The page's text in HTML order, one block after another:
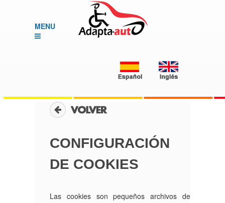
MENU
CONFIGURACIÓN
DE COOKIES
Las cookies son pequeños archivos de